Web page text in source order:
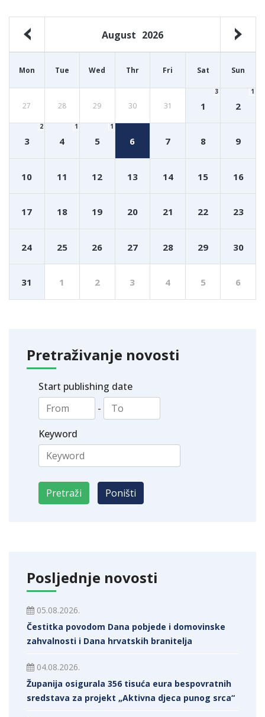
August 2026
Mon Tue Wed Thr Fri Sat Sun
27 28 29 30 31 1
3
2
1
3
2
4
1
5
1
6 7 8 9
10 11 12 13 14 15 16
17 18 19 20 21 22 23
24 25 26 27 28 29 30
31 1 2 3 4 5 6
Pretraživanje novosti
Start publishing date
-
Keyword
Posljednje novosti
05.08.2026.
Čestitka povodom Dana pobjede i domovinske
zahvalnosti i Dana hrvatskih branitelja
04.08.2026.
Županija osigurala 356 tisuća eura bespovratnih
sredstava za projekt „Aktivna djeca punog srca“